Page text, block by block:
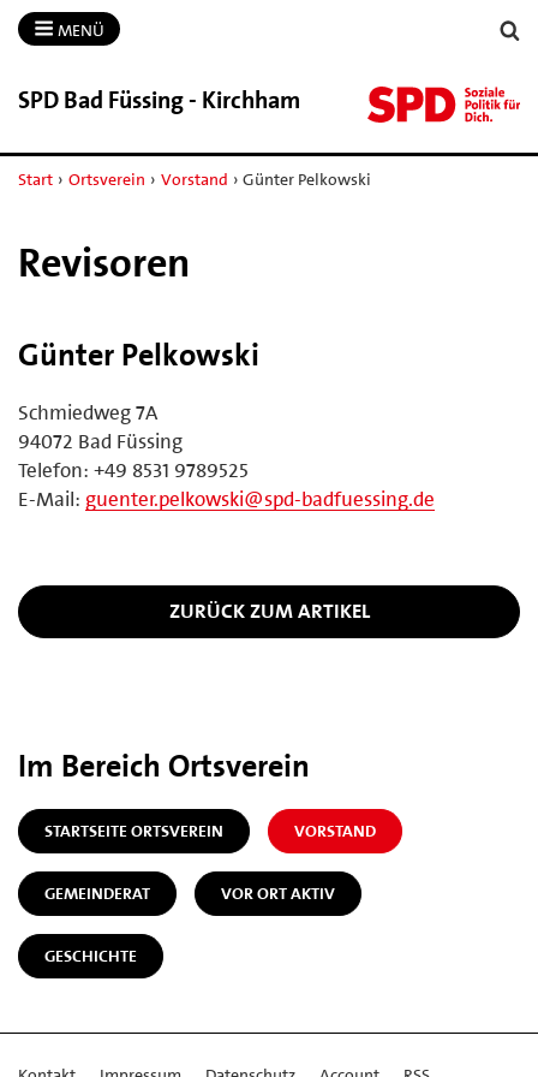
MENÜ
SPD Bad Füssing -​ Kirchham
Start › Ortsverein › Vorstand › Günter Pelkowski
Revisoren
Günter Pelkowski
Schmiedweg 7A
94072 Bad Füssing
Telefon: +49 8531 9789525
E-Mail: guenter.pelkowski@spd-badfuessing.de
ZURÜCK ZUM ARTIKEL
Im Bereich Ortsverein
STARTSEITE ORTSVEREIN VORSTAND
GEMEINDERAT VOR ORT AKTIV
GESCHICHTE